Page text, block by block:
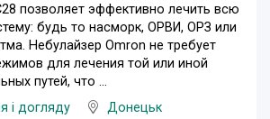
позволяет эффективно лечить всю
будь то насморк, ОРВИ, ОРЗ или
Небулайзер Omron не требует
для лечения той или иной
путей, что ...
і догляду
Донецьк